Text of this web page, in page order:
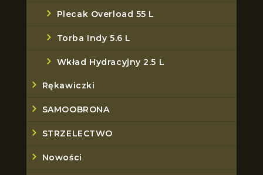
Plecak Overload 55 L
Torba Indy 5.6 L
Wkład Hydracyjny 2.5 L
Rękawiczki
SAMOOBRONA
STRZELECTWO
Nowości